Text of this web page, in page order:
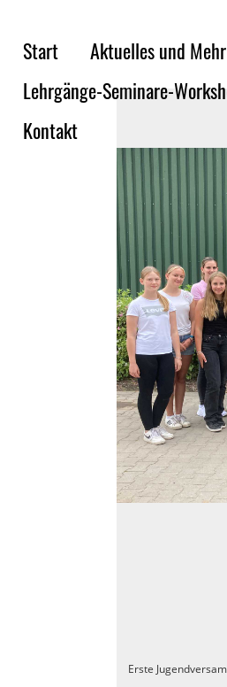
Start Aktuelles und Mehr
Lehrgänge-Seminare-
Kontakt
Erste